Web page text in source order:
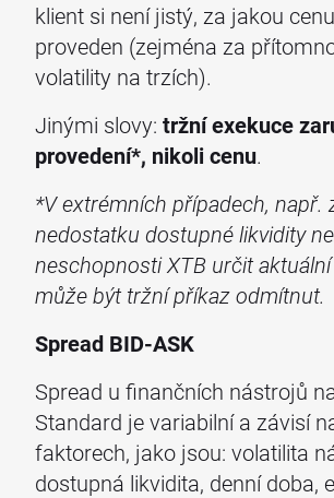
klient si není jistý, za jakou
proveden (zejména za
volatility na trzích).
Jinými slovy: tržní exekuce
provedení*, nikoli cenu.
*V extrémních případech, např.
nedostatku dostupné likvidity
neschopnosti XTB určit
může být tržní příkaz odmítnut.
Spread BID-ASK
Spread u finančních nástrojů
Standard je variabilní a závisí
faktorech, jako jsou: volatilita
dostupná likvidita, denní doba,